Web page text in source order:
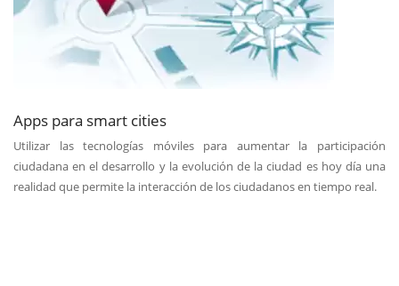
Apps para smart cities
Utilizar las tecnologías móviles para aumentar la participación
ciudadana en el desarrollo y la evolución de la ciudad es hoy día una
realidad que permite la interacción de los ciudadanos en tiempo real.